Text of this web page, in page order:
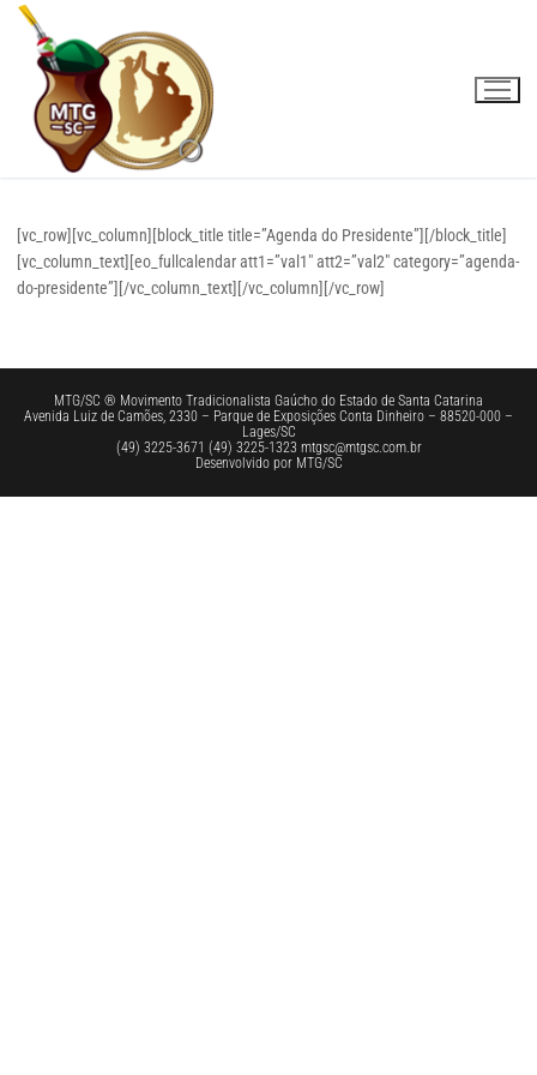
Pular
conteúdo
[vc_row][vc_column][block_title title=”Agenda do Presidente”][/block_title]
[vc_column_text][eo_fullcalendar att1=”val1″ att2=”val2″ category=”agenda-
do-presidente”][/vc_column_text][/vc_column][/vc_row]
MTG/SC ® Movimento Tradicionalista Gaúcho do Estado de Santa Catarina
Avenida Luiz de Camões, 2330 – Parque de Exposições Conta Dinheiro – 88520-000 –
Lages/SC
(49) 3225-3671 (49) 3225-1323 mtgsc@mtgsc.com.br
Desenvolvido por MTG/SC